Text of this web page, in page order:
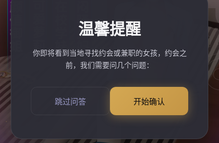
温馨提醒
你即将看到当地寻找约会或兼职的女孩，约会之
前，我们需要问几个问题：
跳过问答 开始确认